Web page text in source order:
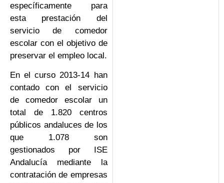
específicamente para
esta prestación del
servicio de comedor
escolar con el objetivo de
preservar el empleo local.
En el curso 2013-14 han
contado con el servicio
de comedor escolar un
total de 1.820 centros
públicos andaluces de los
que 1.078 son
gestionados por ISE
Andalucía mediante la
contratación de empresas